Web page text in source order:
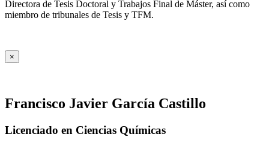
Directora de Tesis Doctoral y Trabajos Final de Máster, así como
miembro de tribunales de Tesis y TFM.
×
Francisco Javier García Castillo
Licenciado en Ciencias Químicas